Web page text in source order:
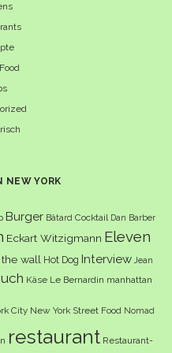
NEW YORK
Burger Bâtard Cocktail Dan Barber
Eckart Witzigmann Eleven
wall Hot Dog Interview Jean
Käse Le Bernardin manhattan
City New York Street Food Nomad
restaurant Restaurant-